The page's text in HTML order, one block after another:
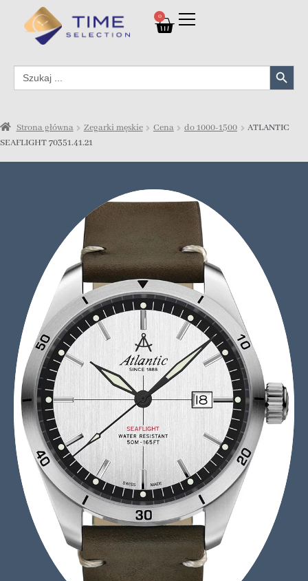
0
Search
for:
Search Button
Strona główna Zegarki męskie Cena do 1000-1500
ATLANTIC
SEAFLIGHT 70351.41.21